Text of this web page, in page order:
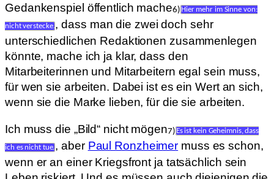
Gedankenspiel öffentlich mache6) Hier mehr im Sinne von:
nicht verstecke., dass man die zwei doch sehr
unterschiedlichen Redaktionen zusammenlegen
könnte, mache ich ja klar, dass den
Mitarbeiterinnen und Mitarbeitern egal sein muss,
für wen sie arbeiten. Dabei ist es ein Wert an sich,
wenn sie die Marke lieben, für die sie arbeiten.
Ich muss die „Bild“ nicht mögen7) Es ist kein Geheimnis, dass
ich es nicht tue., aber Paul Ronzheimer muss es schon,
wenn er an einer Kriegsfront ja tatsächlich sein